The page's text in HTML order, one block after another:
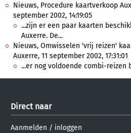
Nieuws, Procedure kaartverkoop
september 2002, 14:19:05
...zijn er een paar kaarten beschik
Auxerre. De...
Nieuws, Omwisselen 'vrij reizen'
Auxerre, 11 september 2002, 17:31:01
...er nog voldoende combi-reizen
Direct naar
Aanmelden / inloggen